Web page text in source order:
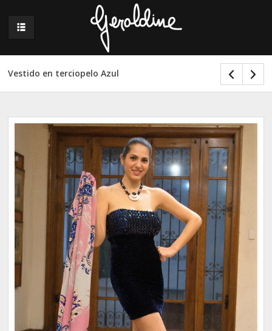
Vestido en terciopelo Azul